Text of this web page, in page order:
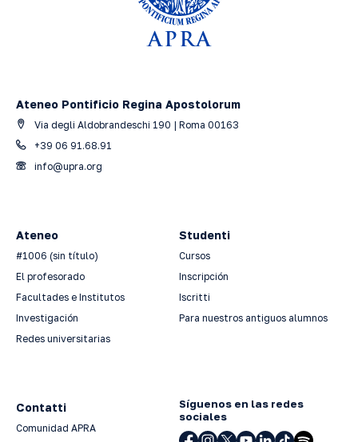
Ateneo Pontificio Regina Apostolorum
Via degli Aldobrandeschi 190 | Roma 00163
+39 06 91.68.91
info@upra.org
Ateneo
#1006 (sin título)
El profesorado
Facultades e Institutos
Investigación
Redes universitarias
Studenti
Cursos
Inscripción
Iscritti
Para nuestros antiguos alumnos
Contatti
Comunidad APRA
Síguenos en las redes
sociales